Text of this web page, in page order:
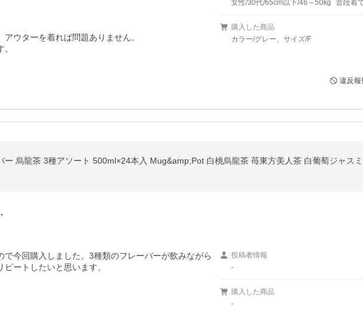
ウターを着れば問題ありません。
女性/30代/65cm以下/46～50kg
普段着
購入した商品
カラー/グレー、サイズ/F
違反報
ー 烏龍茶 3種アソート 500ml×24本入 Mug&amp;Pot 白桃烏龍茶 苺東方美人茶 白葡萄ジャス
今回購入しました。3種類のフレーバーが飲みながら
ートしたいと思います。
投稿者情報
-
購入した商品
-